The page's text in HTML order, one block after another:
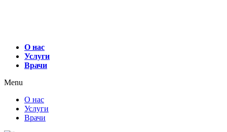
О нас
Услуги
Врачи
Menu
О нас
Услуги
Врачи